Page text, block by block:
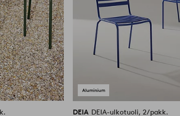
DEIA DEIA-ulkotuoli, 2/pakk.